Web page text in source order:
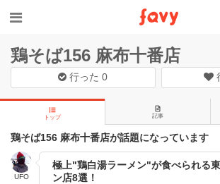
鶏そば156 麻布十番店
行った0
トップ 記事
鶏そば156 麻布十番店が話題になっています
UFO
極上"鶏白湯ラーメン"が食べられる
ン店8選！